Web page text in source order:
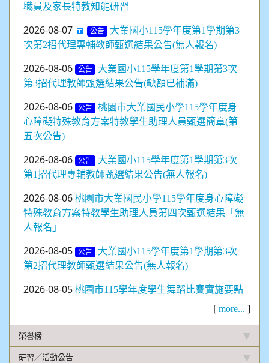
職員及家長特教知能研習
2026-08-07 公告
大業國小115學年度第1學期第3
次第2招代理專輔教師甄選結果公告(無人報名)
2026-08-06 公告
大業國小115學年度第1學期第3次
第3招代理教師甄選結果公告(缺額已補滿)
2026-08-06 公告
桃園市大業國民小學115學年度身
心障礙特殊教育方案特教學生助理人員甄選簡章(第
五次公告)
2026-08-06 公告
大業國小115學年度第1學期第3次
第1招代理專輔教師甄選結果公告(無人報名)
2026-08-06 桃園市大業國民小學115學年度身心障礙
特殊教育方案特教學生助理人員第四次甄選結果「無
人報名」
2026-08-05 公告
大業國小115學年度第1學期第3次
第2招代理教師甄選結果公告(無人報名)
2026-08-05 桃園市115學年度學生舞蹈比賽實施要點
[ more... ]
榮譽榜
研習／活動公告